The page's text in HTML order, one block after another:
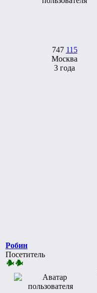
747 115
Москва
3 года
Робин
Посетитель